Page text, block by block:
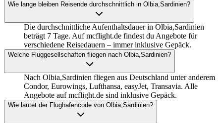
Wie lange bleiben Reisende durchschnittlich in Olbia,Sardinien?
Die durchschnittliche Aufenthaltsdauer in Olbia,Sardinien
beträgt 7 Tage. Auf mcflight.de findest du Angebote für
verschiedene Reisedauern – immer inklusive Gepäck.
Welche Fluggesellschaften fliegen nach Olbia,Sardinien?
Nach Olbia,Sardinien fliegen aus Deutschland unter anderem
Condor, Eurowings, Lufthansa, easyJet, Transavia. Alle
Angebote auf mcflight.de sind inklusive Gepäck.
Wie lautet der Flughafencode von Olbia,Sardinien?